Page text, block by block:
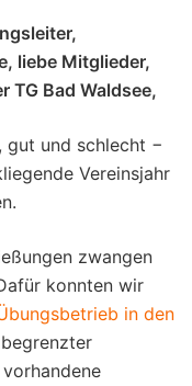
liebe Mitglieder,
TG Bad Waldsee,
gut und schlecht −
Vereinsjahr
zwangen
konnten wir
in den